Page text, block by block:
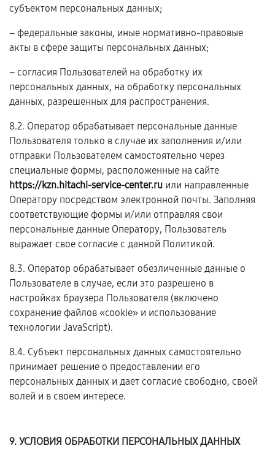
субъектом персональных данных;
– федеральные законы, иные нормативно-правовые
акты в сфере защиты персональных данных;
– согласия Пользователей на обработку их
персональных данных, на обработку персональных
данных, разрешенных для распространения.
8.2. Оператор обрабатывает персональные данные
Пользователя только в случае их заполнения и/или
отправки Пользователем самостоятельно через
специальные формы, расположенные на сайте
https://kzn.hitachi-service-center.ru или направленные
Оператору посредством электронной почты. Заполняя
соответствующие формы и/или отправляя свои
персональные данные Оператору, Пользователь
выражает свое согласие с данной Политикой.
8.3. Оператор обрабатывает обезличенные данные о
Пользователе в случае, если это разрешено в
настройках браузера Пользователя (включено
сохранение файлов «cookie» и использование
технологии JavaScript).
8.4. Субъект персональных данных самостоятельно
принимает решение о предоставлении его
персональных данных и дает согласие свободно, своей
волей и в своем интересе.
9. УСЛОВИЯ ОБРАБОТКИ ПЕРСОНАЛЬНЫХ ДАННЫХ